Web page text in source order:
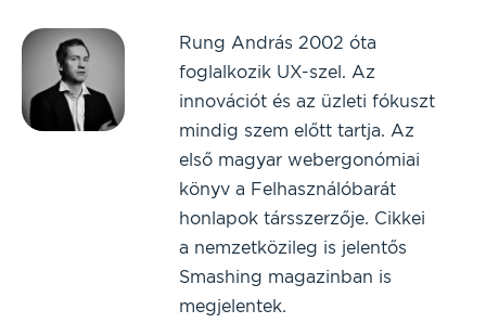
Rung András 2002 óta
foglalkozik UX-szel. Az
innovációt és az üzleti fókuszt
mindig szem előtt tartja. Az
első magyar webergonómiai
könyv a Felhasználóbarát
honlapok társszerzője. Cikkei
a nemzetközileg is jelentős
Smashing magazinban is
megjelentek.